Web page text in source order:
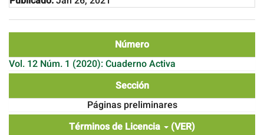
Número
Vol. 12 Núm. 1 (2020): Cuaderno Activa
Sección
Páginas preliminares
Términos de Licencia
(VER)